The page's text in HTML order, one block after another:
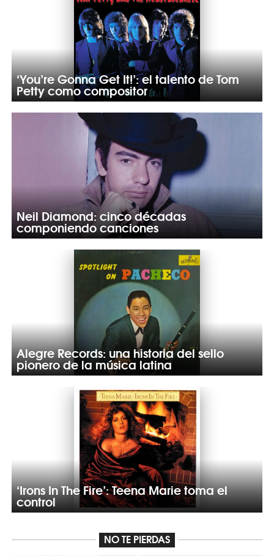
‘You’re Gonna Get It!’: el talento de Tom
Petty como compositor
Neil Diamond: cinco décadas
componiendo canciones
Alegre Records: una historia del sello
pionero de la música latina
‘Irons In The Fire’: Teena Marie toma el
control
NO TE PIERDAS